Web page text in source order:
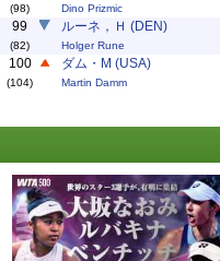
(98) Dino Prizmic
99
(82)
ルーネ，Ｈ (DEN)
Holger Rune
100
(104)
ダム・M (USA)
Martin Damm